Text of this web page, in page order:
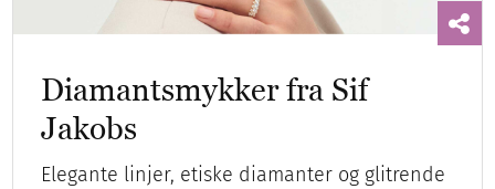
Diamantsmykker fra Sif
Jakobs
Elegante linjer, etiske diamanter og glitrende